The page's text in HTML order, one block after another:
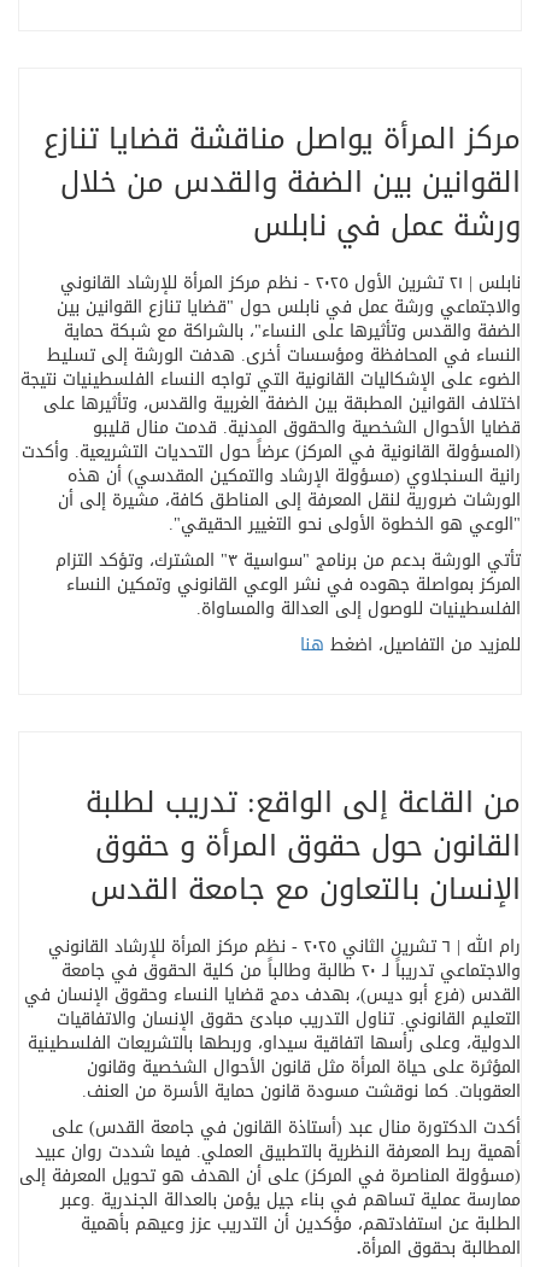
مركز المرأة يواصل مناقشة قضايا تنازع
القوانين بين الضفة والقدس من خلال
ورشة عمل في نابلس
نابلس | ٢١ تشرين الأول ٢٠٢٥ - نظم مركز المرأة للإرشاد القانوني
والاجتماعي ورشة عمل في نابلس حول "قضايا تنازع القوانين بين
الضفة والقدس وتأثيرها على النساء"، بالشراكة مع شبكة حماية
النساء في المحافظة ومؤسسات أخرى. هدفت الورشة إلى تسليط
الضوء على الإشكاليات القانونية التي تواجه النساء الفلسطينيات نتيجة
اختلاف القوانين المطبقة بين الضفة الغربية والقدس، وتأثيرها على
قضايا الأحوال الشخصية والحقوق المدنية. قدمت منال قليبو
(المسؤولة القانونية في المركز) عرضاً حول التحديات التشريعية. وأكدت
رانية السنجلاوي (مسؤولة الإرشاد والتمكين المقدسي) أن هذه
الورشات ضرورية لنقل المعرفة إلى المناطق كافة، مشيرة إلى أن
"الوعي هو الخطوة الأولى نحو التغيير الحقيقي."
تأتي الورشة بدعم من برنامج "سواسية ٣" المشترك، وتؤكد التزام
المركز بمواصلة جهوده في نشر الوعي القانوني وتمكين النساء
الفلسطينيات للوصول إلى العدالة والمساواة.
للمزيد من التفاصيل، اضغط هنا
من القاعة إلى الواقع: تدريب لطلبة
القانون حول حقوق المرأة و حقوق
الإنسان بالتعاون مع جامعة القدس
رام الله | ٦ تشرين الثاني ٢٠٢٥ - نظم مركز المرأة للإرشاد القانوني
والاجتماعي تدريباً لـ ٢٠ طالبة وطالباً من كلية الحقوق في جامعة
القدس (فرع أبو ديس)، بهدف دمج قضايا النساء وحقوق الإنسان في
التعليم القانوني. تناول التدريب مبادئ حقوق الإنسان والاتفاقيات
الدولية، وعلى رأسها اتفاقية سيداو، وربطها بالتشريعات الفلسطينية
المؤثرة على حياة المرأة مثل قانون الأحوال الشخصية وقانون
العقوبات. كما نوقشت مسودة قانون حماية الأسرة من العنف.
أكدت الدكتورة منال عبد (أستاذة القانون في جامعة القدس) على
أهمية ربط المعرفة النظرية بالتطبيق العملي. فيما شددت روان عبيد
(مسؤولة المناصرة في المركز) على أن الهدف هو تحويل المعرفة إلى
ممارسة عملية تساهم في بناء جيل يؤمن بالعدالة الجندرية .وعبر
الطلبة عن استفادتهم، مؤكدين أن التدريب عزز وعيهم بأهمية
المطالبة بحقوق المرأة.